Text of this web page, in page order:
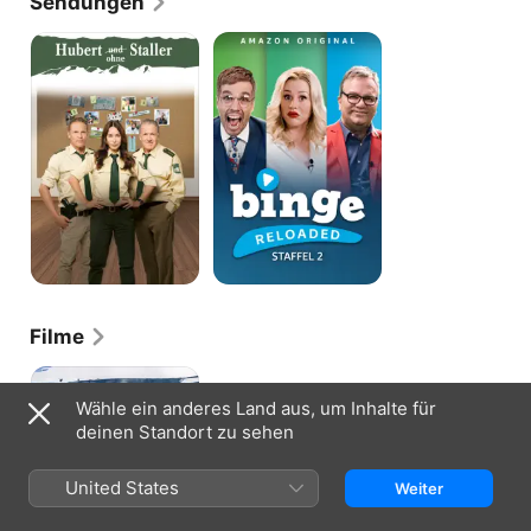
Hubert
und
Staller
Binge
Filme
Hubert
Staller
Wölfen
Wähle ein anderes Land aus, um Inhalte für
deinen Standort zu sehen
United States Weiter